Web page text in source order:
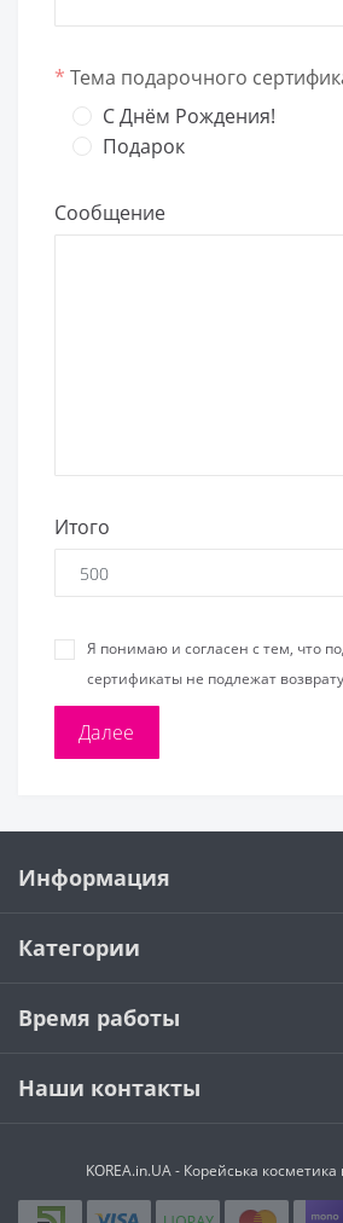
* Тема подарочного
C Днём Рождения!
Подарок
Сообщение
Итого
Я понимаю и согласен с тем, что
сертификаты не подлежат
Информация
Категории
Время работы
Наши контакты
KOREA.in.UA - Корейська косметика